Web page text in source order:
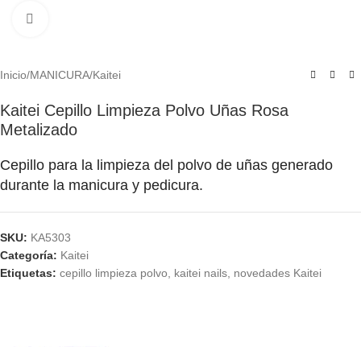
Inicio/MANICURA/Kaitei
Kaitei Cepillo Limpieza Polvo Uñas Rosa
Metalizado
Cepillo para la limpieza del polvo de uñas generado
durante la manicura y pedicura.
SKU: KA5303
Categoría: Kaitei
Etiquetas: cepillo limpieza polvo kaitei nails novedades Kaitei